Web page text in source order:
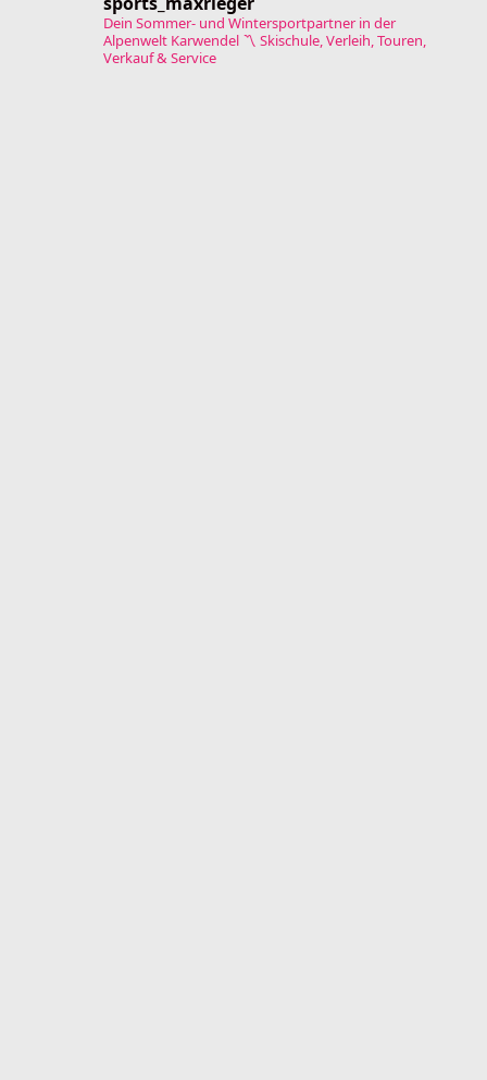
Dein Sommer- und Wintersportpartner in der
Alpenwelt Karwendel〽️ Skischule, Verleih, Touren,
Verkauf & Service